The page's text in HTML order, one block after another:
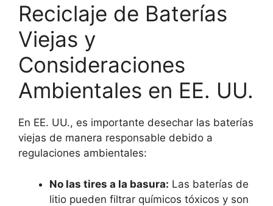
Reciclaje de Baterías
Viejas y
Consideraciones
Ambientales en EE. UU.
En EE. UU., es importante desechar las baterías
viejas de manera responsable debido a
regulaciones ambientales:
No las tires a la basura: Las baterías de
litio pueden filtrar químicos tóxicos y son